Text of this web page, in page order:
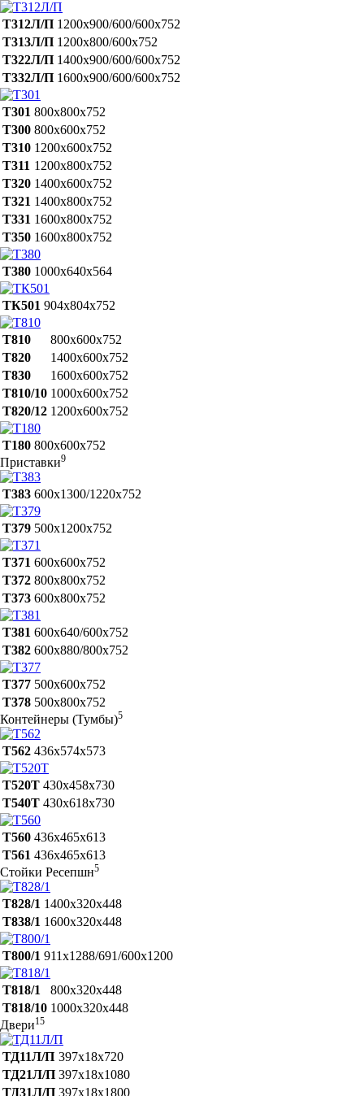
Т312Л/П 1200х900/600/600х752
Т313Л/П 1200х800/600х752
Т322Л/П 1400х900/600/600х752
Т332Л/П 1600х900/600/600х752
Т301 800х800х752
Т300 800х600х752
Т310 1200х600х752
Т311 1200х800х752
Т320 1400х600х752
Т321 1400х800х752
Т331 1600х800х752
Т350 1600х800х752
Т380 1000х640х564
ТК501 904х804х752
Т810
800х600х752
Т820
1400х600х752
Т830
1600х600х752
Т810/10 1000х600х752
Т820/12 1200х600х752
Т180 800х600х752
Приставки9
Т383 600х1300/1220х752
Т379 500х1200х752
Т371 600х600х752
Т372 800х800х752
Т373 600х800х752
Т381 600х640/600х752
Т382 600х880/800х752
Т377 500х600х752
Т378 500х800х752
Контейнеры (Тумбы)5
Т562 436х574х573
Т520Т 430х458х730
Т540Т 430х618х730
Т560 436х465х613
Т561 436х465х613
Стойки Ресепшн5
Т828/1 1400х320х448
Т838/1 1600х320х448
Т800/1 911x1288/691/600x1200
Т818/1
800х320х448
Т818/10 1000х320х448
Двери15
ТД11Л/П 397х18х720
ТД21Л/П 397х18х1080
ТД31Л/П 397х18х1800